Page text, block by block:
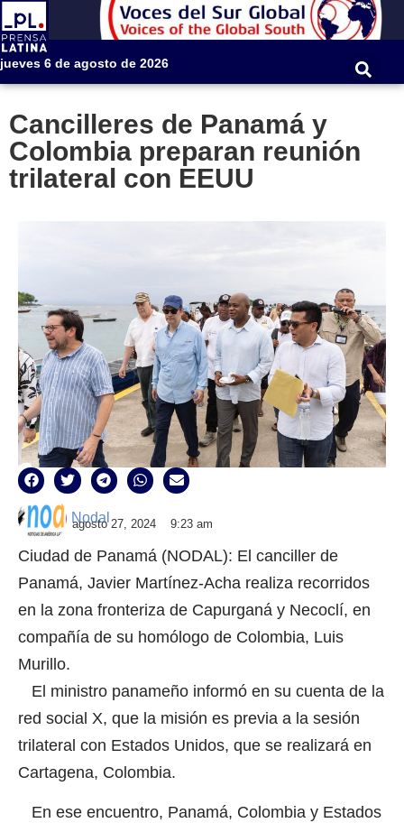
jueves 6 de agosto de 2026
Cancilleres de Panamá y
Colombia preparan reunión
trilateral con EEUU
Nodal
agosto 27, 2024 9:23 am
Ciudad de Panamá (NODAL): El canciller de
Panamá, Javier Martínez-Acha realiza recorridos
en la zona fronteriza de Capurganá y Necoclí, en
compañía de su homólogo de Colombia, Luis
Murillo.
El ministro panameño informó en su cuenta de la
red social X, que la misión es previa a la sesión
trilateral con Estados Unidos, que se realizará en
Cartagena, Colombia.
En ese encuentro, Panamá, Colombia y Estados